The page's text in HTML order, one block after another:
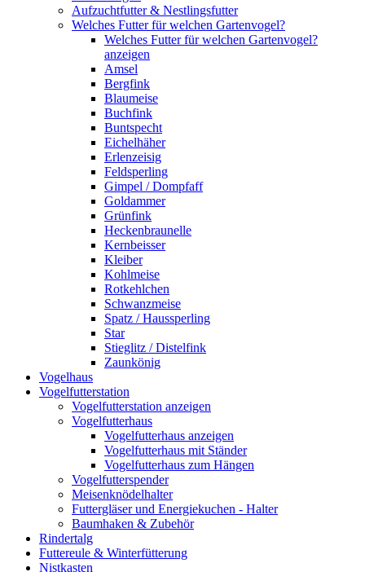
Aufzuchtfutter & Nestlingsfutter
Welches Futter für welchen Gartenvogel?
Welches Futter für welchen Gartenvogel?
anzeigen
Amsel
Bergfink
Blaumeise
Buchfink
Buntspecht
Eichelhäher
Erlenzeisig
Feldsperling
Gimpel / Dompfaff
Goldammer
Grünfink
Heckenbraunelle
Kernbeisser
Kleiber
Kohlmeise
Rotkehlchen
Schwanzmeise
Spatz / Haussperling
Star
Stieglitz / Distelfink
Zaunkönig
Vogelhaus
Vogelfutterstation
Vogelfutterstation anzeigen
Vogelfutterhaus
Vogelfutterhaus anzeigen
Vogelfutterhaus mit Ständer
Vogelfutterhaus zum Hängen
Vogelfutterspender
Meisenknödelhalter
Futtergläser und Energiekuchen - Halter
Baumhaken & Zubehör
Rindertalg
Futtereule & Winterfütterung
Nistkasten